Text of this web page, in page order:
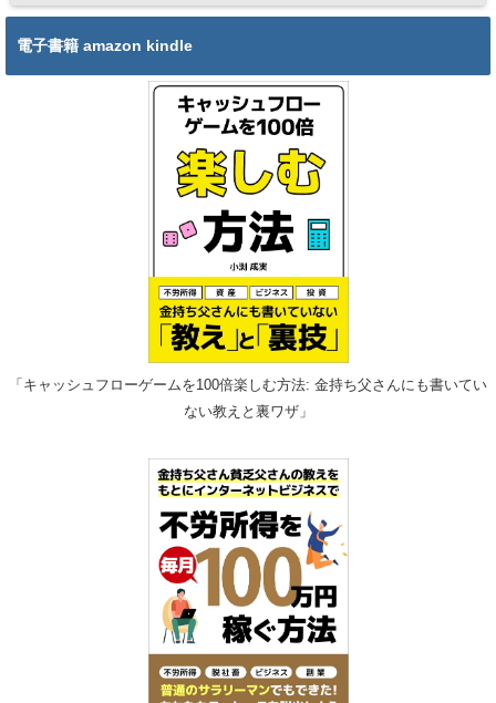
電子書籍 amazon kindle
「キャッシュフローゲームを100倍楽しむ方法: 金持ち父さんにも書いてい
ない教えと裏ワザ」